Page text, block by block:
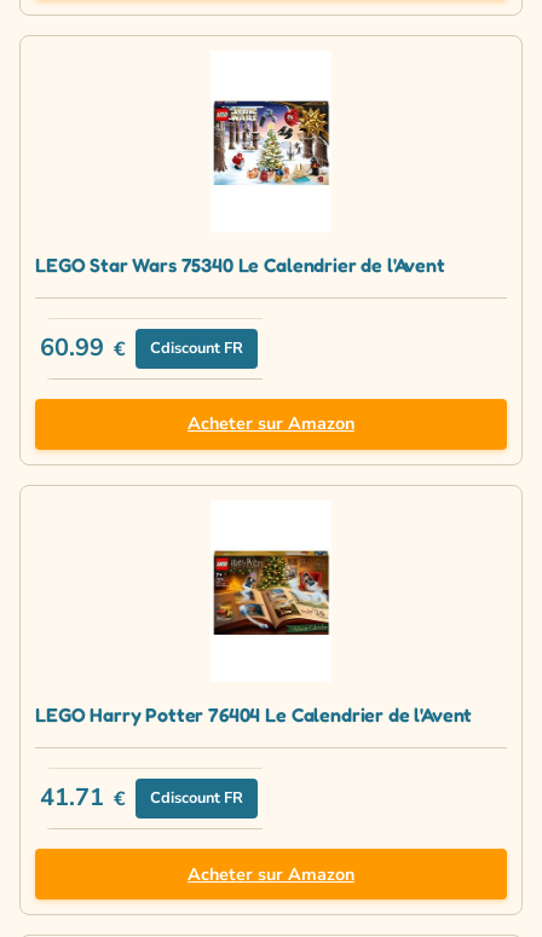
LEGO Star Wars 75340 Le Calendrier de l'Avent
60.99 € Cdiscount FR
Acheter sur Amazon
LEGO Harry Potter 76404 Le Calendrier de l'Avent
41.71 € Cdiscount FR
Acheter sur Amazon